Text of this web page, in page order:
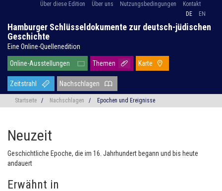
Über diese Edition Über uns Nutzungsbedingungen
Kontakt
DE
EN
Hamburger Schlüsseldokumente zur deutsch-jüdischen
Geschichte
Eine Online-Quellenedition
Online-Ausstellungen Themen Karte
Zeitstrahl Nachschlagen
Startseite / Nachschlagen / Epochen und Ereignisse
Neuzeit
Geschichtliche Epoche, die im 16. Jahrhundert begann und bis heute
andauert
Erwähnt in